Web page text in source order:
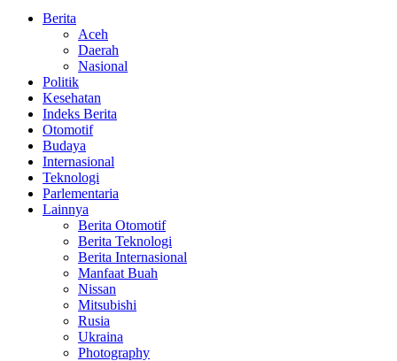
Berita
Aceh
Daerah
Nasional
Politik
Kesehatan
Indeks Berita
Otomotif
Budaya
Internasional
Teknologi
Parlementaria
Lainnya
Berita Otomotif
Berita Teknologi
Berita Internasional
Manfaat Buah
Nissan
Mitsubishi
Rusia
Ukraina
Photography